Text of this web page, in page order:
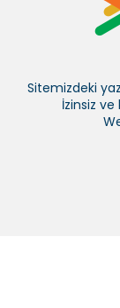
Sitemizdeki
İzinsiz